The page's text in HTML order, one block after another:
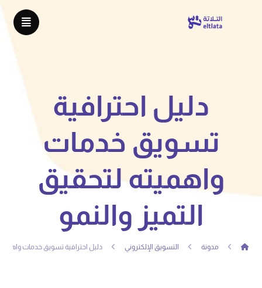
دليل احترافية
تسويق خدمات
واهميته لتحقيق
التميز والنمو
مدونة التسويق الإلكتروني دليل احترافية تسويق خدمات واهميته